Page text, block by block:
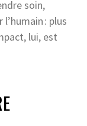
soin,
: plus
lui, est